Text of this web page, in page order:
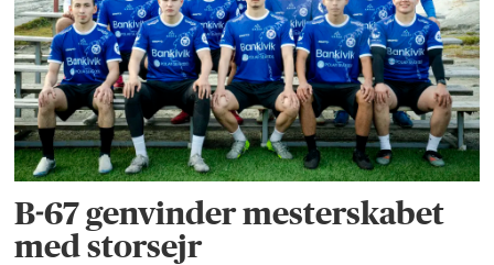
B-67 genvinder mesterskabet
med storsejr